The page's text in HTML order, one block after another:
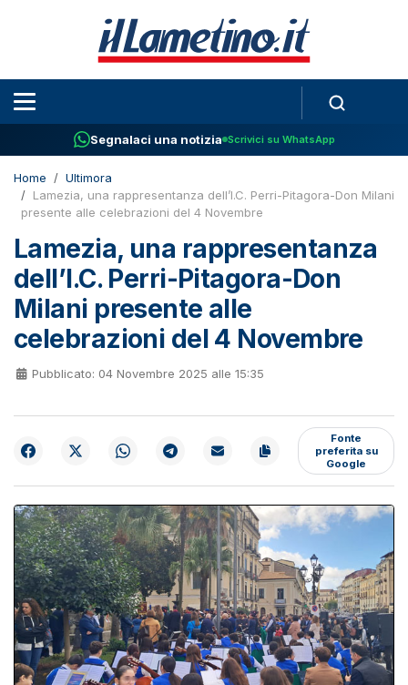
Segnalaci una notizia Scrivici su WhatsApp
Home
Ultimora
Lamezia, una rappresentanza dell’I.C. Perri-Pitagora-Don Milani
presente alle celebrazioni del 4 Novembre
Lamezia, una rappresentanza
dell’I.C. Perri-Pitagora-Don
Milani presente alle
celebrazioni del 4 Novembre
Pubblicato: 04 Novembre 2025 alle 15:35
Fonte
preferita su
Google